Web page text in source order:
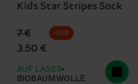
Kids Star Stripes Sock
Originalpreis
7 €
Reduzierter Preis
3.50 €
-50%
AUF LAGER
BIOBAUMWOLLE